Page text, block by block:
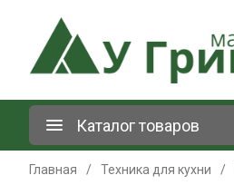
Каталог товаров
Главная / Техника для кухни /